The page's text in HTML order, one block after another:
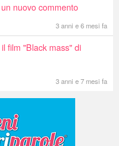
un nuovo commento
3 anni e 6 mesi fa
il film "Black mass" di
3 anni e 7 mesi fa